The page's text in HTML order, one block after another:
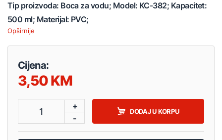
Tip proizvoda: Boca za vodu; Model: KC-382; Kapacitet:
500 ml; Materijal: PVC;
Opširnije
Cijena:
3,50
1
+
-
DODAJ U KORPU